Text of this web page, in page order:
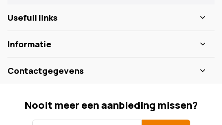
Usefull links
Informatie
Contactgegevens
Nooit meer een aanbieding missen?